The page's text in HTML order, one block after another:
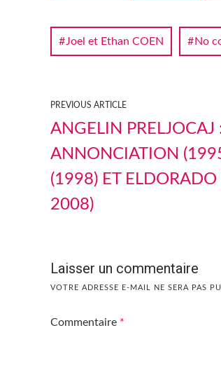
Joel et Ethan COEN No
PREVIOUS ARTICLE
ANGELIN PRELJOCAJ
ANNONCIATION
(1998) ET ELDORADO
2008)
Laisser un commentaire
VOTRE ADRESSE E-MAIL NE SERA PAS
Commentaire *